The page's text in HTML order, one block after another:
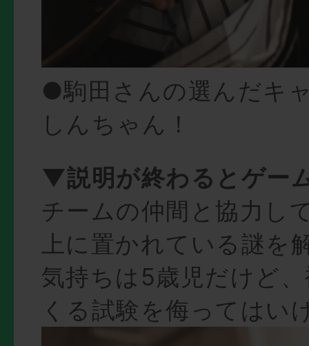
●駒田さんの選んだキ
しんちゃん！
▼説明が終わるとゲー
チームの仲間と協力し
上に置かれている謎を
気持ちは5歳児だけど
くる試験を侮ってはい